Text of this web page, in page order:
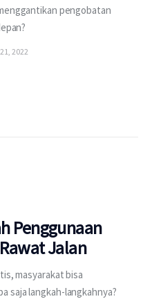
pengobatan
2022
Penggunaan
Jalan
masyarakat bisa
saja langkah-langkahnya?